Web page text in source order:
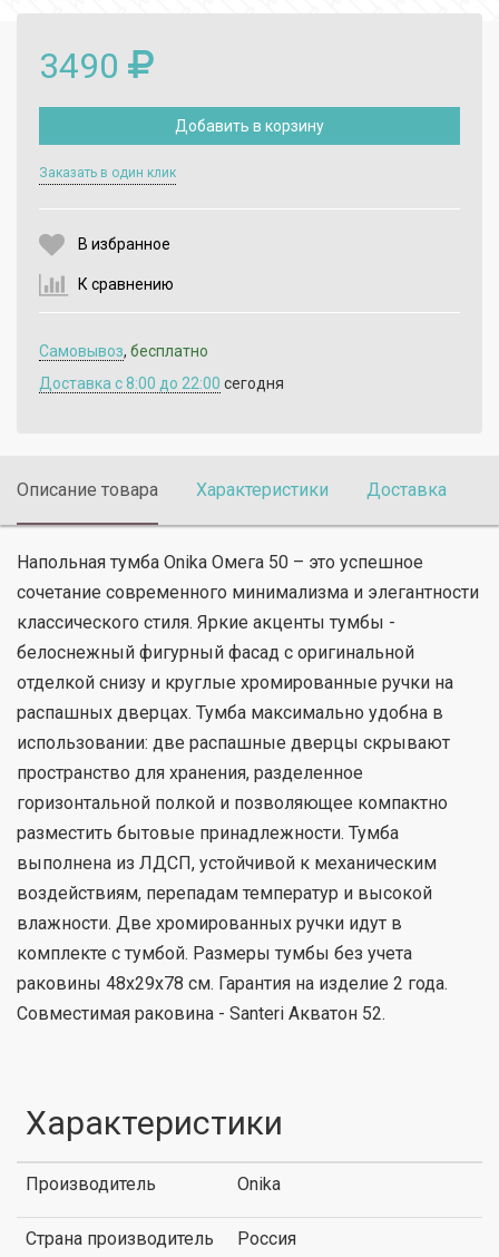
3490
Добавить в корзину
Заказать в один клик
В избранное
К сравнению
Самовывоз, бесплатно
Доставка c 8:00 до 22:00 сегодня
Описание товара Характеристики Доставка
Напольная тумба Onika Омега 50 – это успешное
сочетание современного минимализма и элегантности
классического стиля. Яркие акценты тумбы -
белоснежный фигурный фасад с оригинальной
отделкой снизу и круглые хромированные ручки на
распашных дверцах. Тумба максимально удобна в
использовании: две распашные дверцы скрывают
пространство для хранения, разделенное
горизонтальной полкой и позволяющее компактно
разместить бытовые принадлежности. Тумба
выполнена из ЛДСП, устойчивой к механическим
воздействиям, перепадам температур и высокой
влажности. Две хромированных ручки идут в
комплекте с тумбой. Размеры тумбы без учета
раковины 48x29x78 cм. Гарантия на изделие 2 года.
Совместимая раковина - Santeri Акватон 52.
Характеристики
Производитель Onika
Страна производитель Россия